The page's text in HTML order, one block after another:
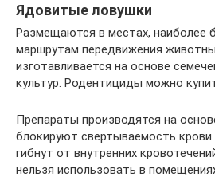
Ядовитые ловушки
Размещаются в местах, наиболее
маршрутам передвижения
изготавливается на основе
культур. Родентициды можно
Препараты производятся на
блокируют свертываемость
гибнут от внутренних
нельзя использовать в